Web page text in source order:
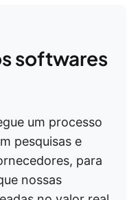
softwares
um processo
pesquisas e
para
nossas